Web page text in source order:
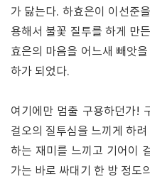
가 닳는다. 하효은이 이선준
용해서 불꽃 질투를 하게 만
효은의 마음을 어느새 빼앗
하가 되었다.
여기에만 멈출 구용하던가!
걸오의 질투심을 느끼게 하
하는 재미를 느끼고 기어이
가는 바로 싸대기 한 방 정도